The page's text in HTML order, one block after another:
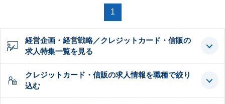
1
経営企画・経営戦略／クレジットカード・信販の
求人特集一覧を見る
クレジットカード・信販の求人情報を職種で絞り
込む